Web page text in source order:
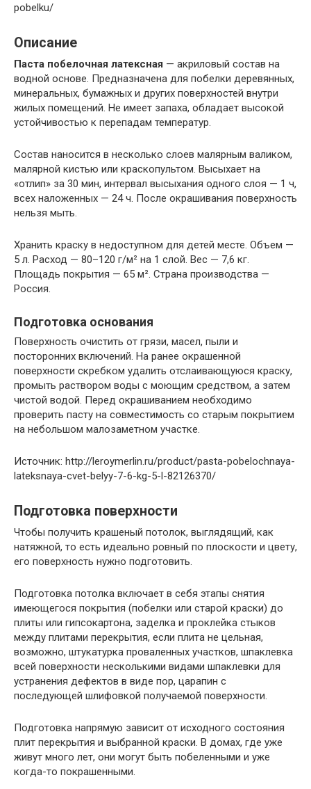
pobelku/
Описание
Паста побелочная латексная — акриловый состав на
водной основе. Предназначена для побелки деревянных,
минеральных, бумажных и других поверхностей внутри
жилых помещений. Не имеет запаха, обладает высокой
устойчивостью к перепадам температур.
Состав наносится в несколько слоев малярным валиком,
малярной кистью или краскопультом. Высыхает на
«отлип» за 30 мин, интервал высыхания одного слоя — 1 ч,
всех наложенных — 24 ч. После окрашивания поверхность
нельзя мыть.
Хранить краску в недоступном для детей месте. Объем —
5 л. Расход — 80–120 г/м² на 1 слой. Вес — 7,6 кг.
Площадь покрытия — 65 м². Страна производства —
Россия.
Подготовка основания
Поверхность очистить от грязи, масел, пыли и
посторонних включений. На ранее окрашенной
поверхности скребком удалить отслаивающуюся краску,
промыть раствором воды с моющим средством, а затем
чистой водой. Перед окрашиванием необходимо
проверить пасту на совместимость со старым покрытием
на небольшом малозаметном участке.
Источник: http://leroymerlin.ru/product/pasta-pobelochnaya-
lateksnaya-cvet-belyy-7-6-kg-5-l-82126370/
Подготовка поверхности
Чтобы получить крашеный потолок, выглядящий, как
натяжной, то есть идеально ровный по плоскости и цвету,
его поверхность нужно подготовить.
Подготовка потолка включает в себя этапы снятия
имеющегося покрытия (побелки или старой краски) до
плиты или гипсокартона, заделка и проклейка стыков
между плитами перекрытия, если плита не цельная,
возможно, штукатурка проваленных участков, шпаклевка
всей поверхности несколькими видами шпаклевки для
устранения дефектов в виде пор, царапин с
последующей шлифовкой получаемой поверхности.
Подготовка напрямую зависит от исходного состояния
плит перекрытия и выбранной краски. В домах, где уже
живут много лет, они могут быть побеленными и уже
когда-то покрашенными.